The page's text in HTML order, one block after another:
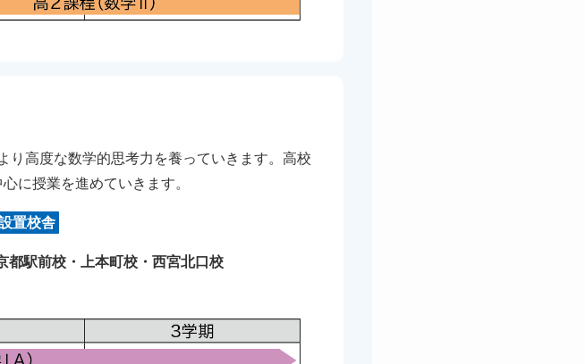
り高度な数学的思考力を養っていきます。高校
に授業を進めていきます。
置校舎
都駅前校・上本町校・西宮北口校